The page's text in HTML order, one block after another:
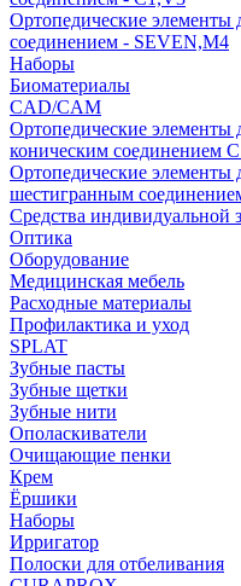
Ортопедические
соединением - SEVEN,M4
Наборы
Биоматериалы
CAD/CAM
Ортопедические
коническим соединением
Ортопедические
шестигранным
Средства индивидуальной
Оптика
Оборудование
Медицинская мебель
Расходные материалы
Профилактика и уход
SPLAT
Зубные пасты
Зубные щетки
Зубные нити
Ополаскиватели
Очищающие пенки
Крем
Ёршики
Наборы
Ирригатор
Полоски для отбеливания